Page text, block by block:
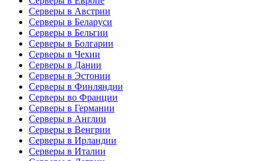
Серверы в Австрии
Серверы в Беларуси
Серверы в Бельгии
Серверы в Болгарии
Серверы в Чехии
Серверы в Дании
Серверы в Эстонии
Серверы в Финляндии
Серверы во Франции
Серверы в Германии
Серверы в Англии
Серверы в Венгрии
Серверы в Ирландии
Серверы в Италии